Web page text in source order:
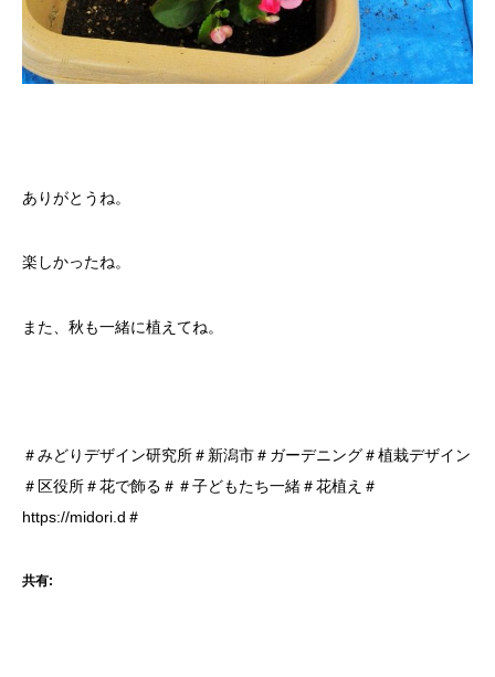
ありがとうね。
楽しかったね。
また、秋も一緒に植えてね。
＃みどりデザイン研究所＃新潟市＃ガーデニング＃植栽デザイン
＃区役所＃花で飾る＃＃子どもたち一緒＃花植え＃
https://midori.d＃
共有: